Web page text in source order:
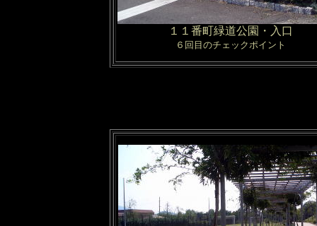
１１番町緑道公園・入口
６回目のチェックポイント